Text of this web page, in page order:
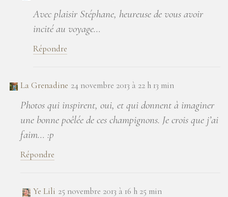
Avec plaisir Stéphane, heureuse de vous avoir
incité au voyage…
Répondre
La Grenadine 24 novembre 2013 à 22 h 13 min
Photos qui inspirent, oui, et qui donnent à imaginer
une bonne poêlée de ces champignons. Je crois que j’ai
faim… :p
Répondre
Ye Lili 25 novembre 2013 à 16 h 25 min